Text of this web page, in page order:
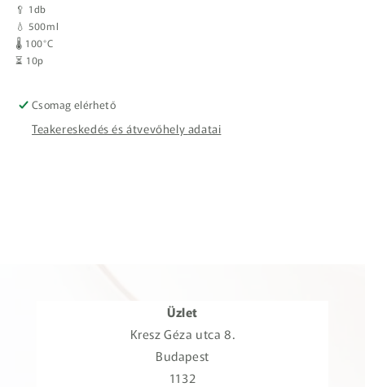
🥄 1db
💧 500ml
🌡️ 100°C
⏳ 10p
Csomag elérhető
Teakereskedés és átvevőhely adatai
Üzlet
Kresz Géza utca 8.
Budapest
1132